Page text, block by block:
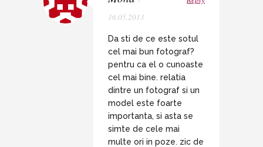
16.05.2013
Da sti de ce este sotul
cel mai bun fotograf?
pentru ca el o cunoaste
cel mai bine. relatia
dintre un fotograf si un
model este foarte
importanta, si asta se
simte de cele mai
multe ori in poze. zic de